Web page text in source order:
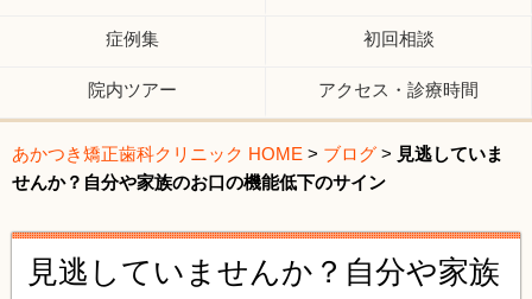
症例集 初回相談
院内ツアー アクセス・診療時間
あかつき矯正歯科クリニック HOME > ブログ > 見逃していま
せんか？自分や家族のお口の機能低下のサイン
見逃していませんか？自分や家族